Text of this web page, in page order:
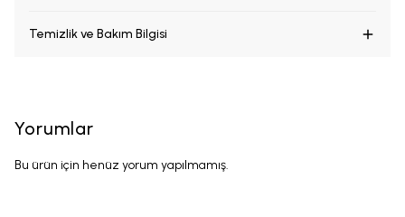
Temizlik ve Bakım Bilgisi
Yorumlar
Bu ürün için henüz yorum yapılmamış.